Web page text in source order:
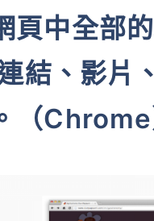
頁中全部
結、影片
（Chrome